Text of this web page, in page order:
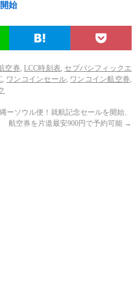
始
空券,LCC時刻表, セブパシフィックエ
, ワンコインセール, ワンコイン航空券,
ーソウル便！就航記念セールを開始、
航空券を片道最安900円で予約可能 →